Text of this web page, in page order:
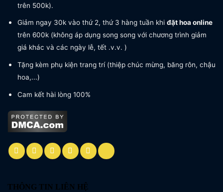
trên 500k).
Giảm ngay 30k vào thứ 2, thứ 3 hàng tuần khi đặt hoa online
trên 600k (không áp dụng song song với chương trình giảm
giá khác và các ngày lễ, tết .v.v. )
Tặng kèm phụ kiện trang trí (thiệp chúc mừng, băng rôn, chậu
hoa,...)
Cam kết hài lòng 100%
THÔNG TIN LIÊN HỆ